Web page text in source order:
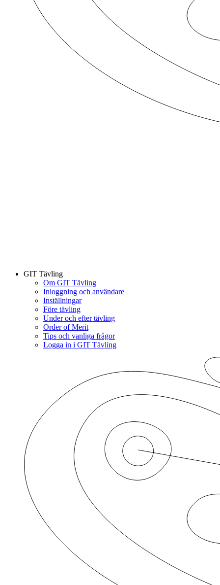
GIT Tävling
Om GIT Tävling
Inloggning och användare
Inställningar
Före tävling
Under och efter tävling
Order of Merit
Tips och vanliga frågor
Logga in i GIT Tävling